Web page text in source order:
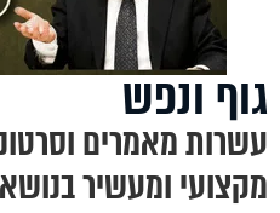
גוף ונפש
עשרות מאמרים
מקצועי ומעשיר